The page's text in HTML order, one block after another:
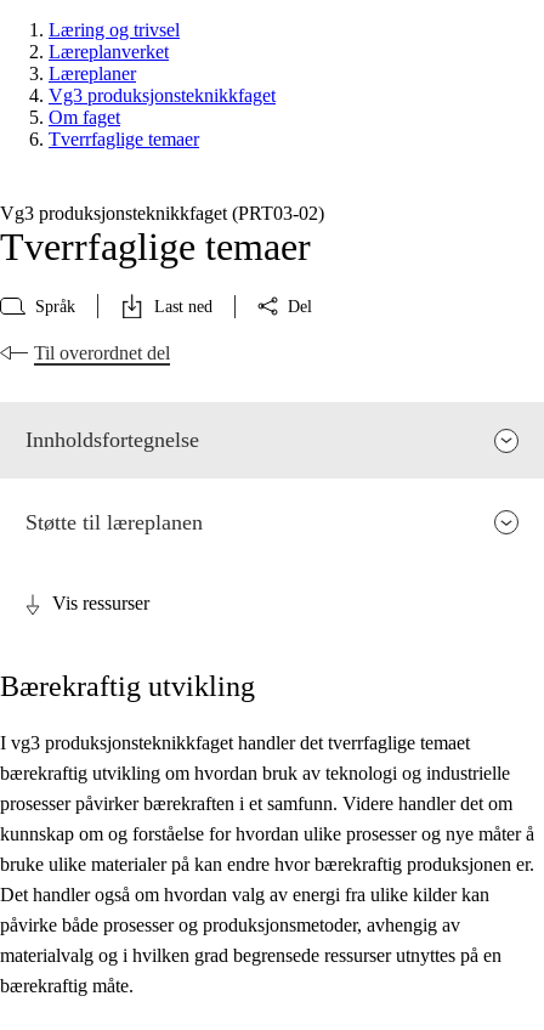
Læring og trivsel
Læreplanverket
Læreplaner
Vg3 produksjonsteknikkfaget
Om faget
Tverrfaglige temaer
Vg3 produksjonsteknikkfaget (PRT03‑02)
Tverrfaglige temaer
Språk Last ned Del
Til overordnet del
Innholdsfortegnelse
Kjerneelementer
Tverrfaglige temaer
Grunnleggende ferdigheter
Støtte til læreplanen
Vis ressurser
Bærekraftig utvikling
I vg3 produksjonsteknikkfaget handler det tverrfaglige temaet
bærekraftig utvikling om hvordan bruk av teknologi og industrielle
prosesser påvirker bærekraften i et samfunn. Videre handler det om
kunnskap om og forståelse for hvordan ulike prosesser og nye måter å
bruke ulike materialer på kan endre hvor bærekraftig produksjonen er.
Det handler også om hvordan valg av energi fra ulike kilder kan
påvirke både prosesser og produksjonsmetoder, avhengig av
materialvalg og i hvilken grad begrensede ressurser utnyttes på en
bærekraftig måte.